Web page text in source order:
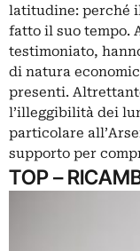
latitudine: perché
fatto il suo tempo.
testimoniato,
di natura
presenti.
l’illeggibilità dei
particolare
supporto per
TOP –